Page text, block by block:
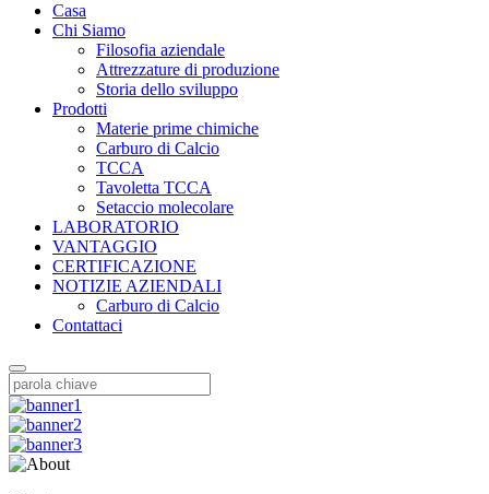
Casa
Chi Siamo
Filosofia aziendale
Attrezzature di produzione
Storia dello sviluppo
Prodotti
Materie prime chimiche
Carburo di Calcio
TCCA
Tavoletta TCCA
Setaccio molecolare
LABORATORIO
VANTAGGIO
CERTIFICAZIONE
NOTIZIE AZIENDALI
Carburo di Calcio
Contattaci